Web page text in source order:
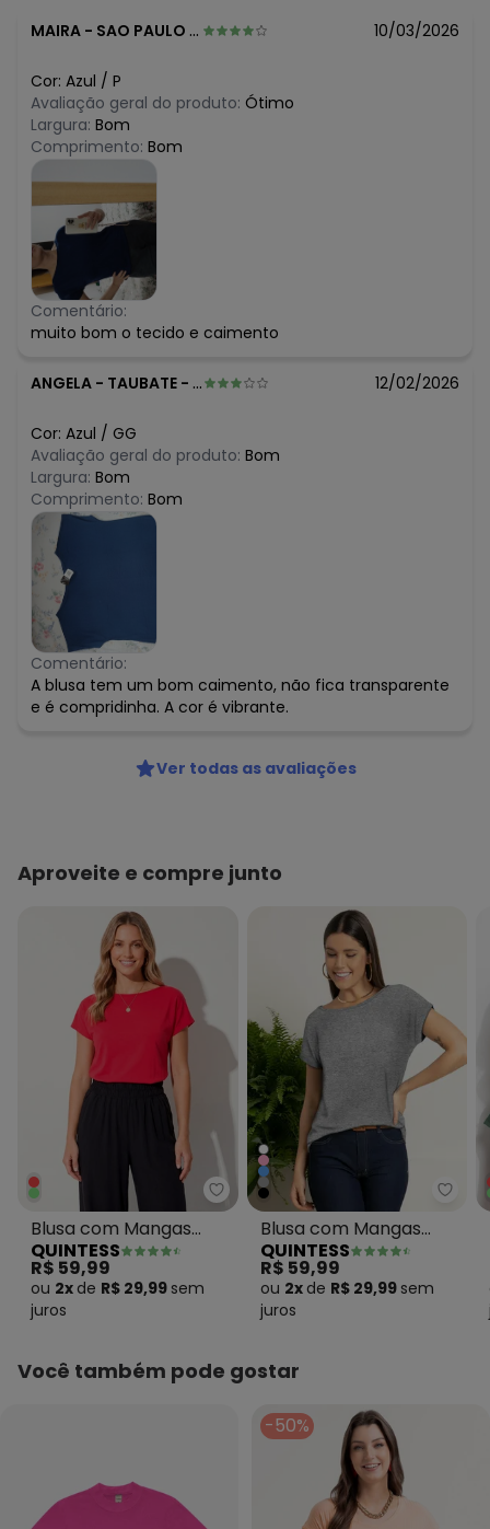
MAIRA - SAO PAULO - SP 10/03/2026
Cor: Azul / P
Avaliação geral do produto: Ótimo
Largura: Bom
Comprimento: Bom
Comentário:
muito bom o tecido e caimento
ANGELA - TAUBATE - SP 12/02/2026
Cor: Azul / GG
Avaliação geral do produto: Bom
Largura: Bom
Comprimento: Bom
Comentário:
A blusa tem um bom caimento, não fica transparente
e é compridinha. A cor é vibrante.
Ver todas as avaliações
Aproveite e compre junto
Quintess - Blusa com Mangas
Blusa com Mangas
Curtas Bordô
QUINTESS
R$ 59,99
ou 2x de R$ 29,99 sem
juros
Blusa com Mangas
Curtas Mescla
QUINTESS
R$ 59,99
ou 2x de R$ 29,99 sem
juros
Você também pode gostar
-50%